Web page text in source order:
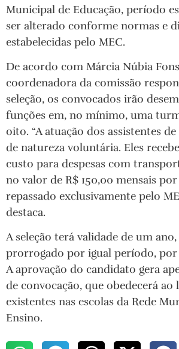
Municipal de Educação, período
ser alterado conforme normas e
estabelecidas pelo MEC.
De acordo com Márcia Núbia
coordenadora da comissão
seleção, os convocados irão
funções em, no mínimo, uma
oito. “A atuação dos assistentes
de natureza voluntária. Eles
custo para despesas com
no valor de R$ 150,00 mensais
repassado exclusivamente pelo
destaca.
A seleção terá validade de um
prorrogado por igual período, por
A aprovação do candidato gera
de convocação, que obedecerá ao
existentes nas escolas da Rede
Ensino.